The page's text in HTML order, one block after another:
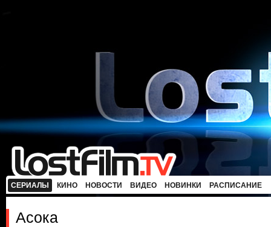
СЕРИАЛЫ КИНО НОВОСТИ ВИДЕО НОВИНКИ РАСПИСАНИЕ
Асока